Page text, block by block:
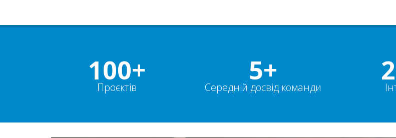
100+
Проєктів
5+
Середній досвід команди